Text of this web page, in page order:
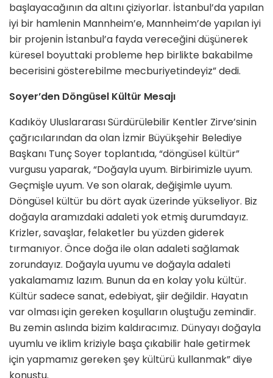
başlayacağının da altını çiziyorlar. İstanbul’da yapılan
iyi bir hamlenin Mannheim’e, Mannheim’de yapılan iyi
bir projenin İstanbul’a fayda vereceğini düşünerek
küresel boyuttaki probleme hep birlikte bakabilme
becerisini gösterebilme mecburiyetindeyiz” dedi.
Soyer’den Döngüsel Kültür Mesajı
Kadıköy Uluslararası Sürdürülebilir Kentler Zirve’sinin
çağrıcılarından da olan İzmir Büyükşehir Belediye
Başkanı Tunç Soyer toplantıda, “döngüsel kültür”
vurgusu yaparak, “Doğayla uyum. Birbirimizle uyum.
Geçmişle uyum. Ve son olarak, değişimle uyum.
Döngüsel kültür bu dört ayak üzerinde yükseliyor. Biz
doğayla aramızdaki adaleti yok etmiş durumdayız.
Krizler, savaşlar, felaketler bu yüzden giderek
tırmanıyor. Önce doğa ile olan adaleti sağlamak
zorundayız. Doğayla uyumu ve doğayla adaleti
yakalamamız lazım. Bunun da en kolay yolu kültür.
Kültür sadece sanat, edebiyat, şiir değildir. Hayatın
var olması için gereken koşulların oluştuğu zemindir.
Bu zemin aslında bizim kaldıracımız. Dünyayı doğayla
uyumlu ve iklim kriziyle başa çıkabilir hale getirmek
için yapmamız gereken şey kültürü kullanmak” diye